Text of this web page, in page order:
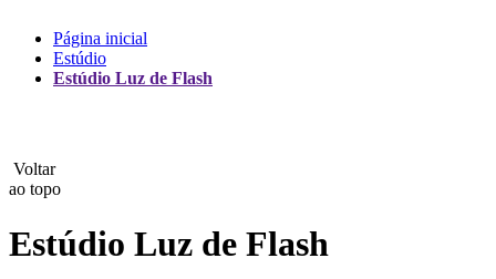
MAMEN
Nanlite
Página inicial
Estúdio
Estúdio Luz de Flash
Voltar
ao topo
Estúdio Luz de Flash